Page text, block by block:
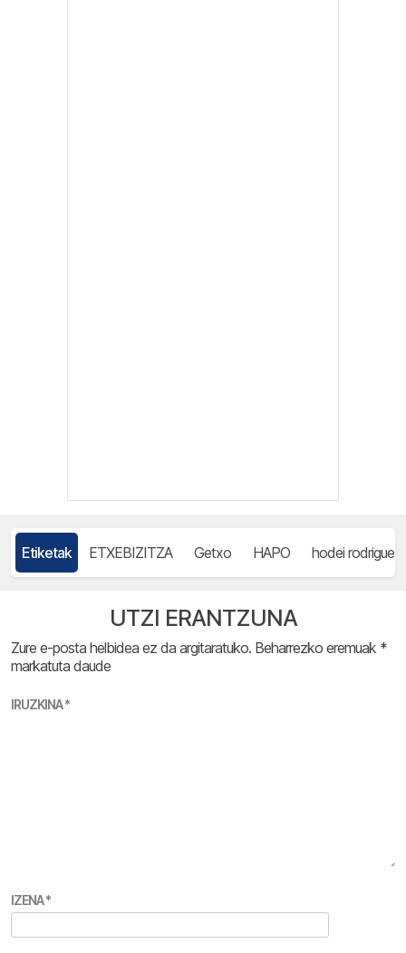
Etiketak ETXEBIZITZA Getxo HAPO hodei rodriguez
UTZI ERANTZUNA
Zure e-posta helbidea ez da argitaratuko. Beharrezko eremuak *
markatuta daude
IRUZKINA*
IZENA*